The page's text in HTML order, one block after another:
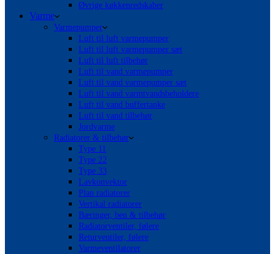
Øvrige køkkenredskaber
Varme
Varmepumper
Luft til luft varmepumper
Luft til luft varmepumper sæt
Luft til luft tilbehør
Luft til vand varmepumper
Luft til vand varmepumper sæt
Luft til vand varmtvandsbeholdere
Luft til vand buffertanke
Luft til vand tilbehør
Jordvarme
Radiatorer & tilbehør
Type 11
Type 22
Type 33
Lavkonvektor
Plan radiatorer
Vertikal radiatorer
Bæringer, ben & tilbehør
Radiatorventiler, følere
Returventiler, følere
Varmeventilatorer